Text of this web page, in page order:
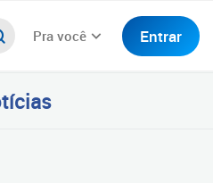
Pra você Entrar